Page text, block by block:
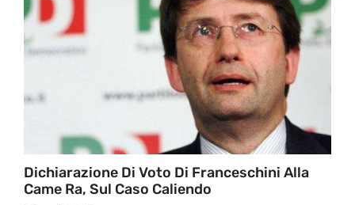
Dichiarazione Di Voto Di Franceschini Alla
Came Ra, Sul Caso Caliendo